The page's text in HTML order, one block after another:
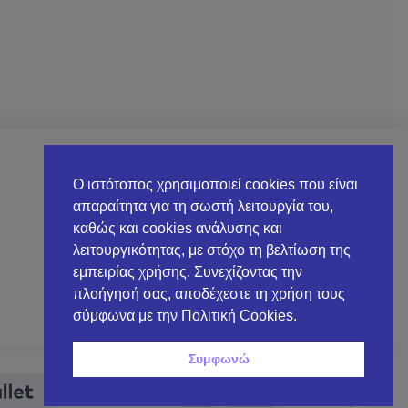
Ο ΛΟΓΑΡΙΑΣΜΌΣ ΜΟΥ
Στοιχεία λογαριασμού
Λίστα επιθυμιών
Αναζήτηση παραγγελίας
Ο ιστότοπος χρησιμοποιεί cookies που είναι
απαραίτητα για τη σωστή λειτουργία του,
καθώς και cookies ανάλυσης και
λειτουργικότητας, με στόχο τη βελτίωση της
εμπειρίας χρήσης. Συνεχίζοντας την
πλοήγησή σας, αποδέχεστε τη χρήση τους
σύμφωνα με την Πολιτική Cookies.
Συμφωνώ